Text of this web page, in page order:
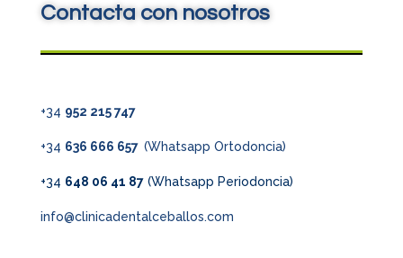
Contacta con nosotros
+34 952 215 747
+34 636 666 657 (Whatsapp Ortodoncia)
+34 648 06 41 87(Whatsapp Periodoncia)
info@clinicadentalceballos.com